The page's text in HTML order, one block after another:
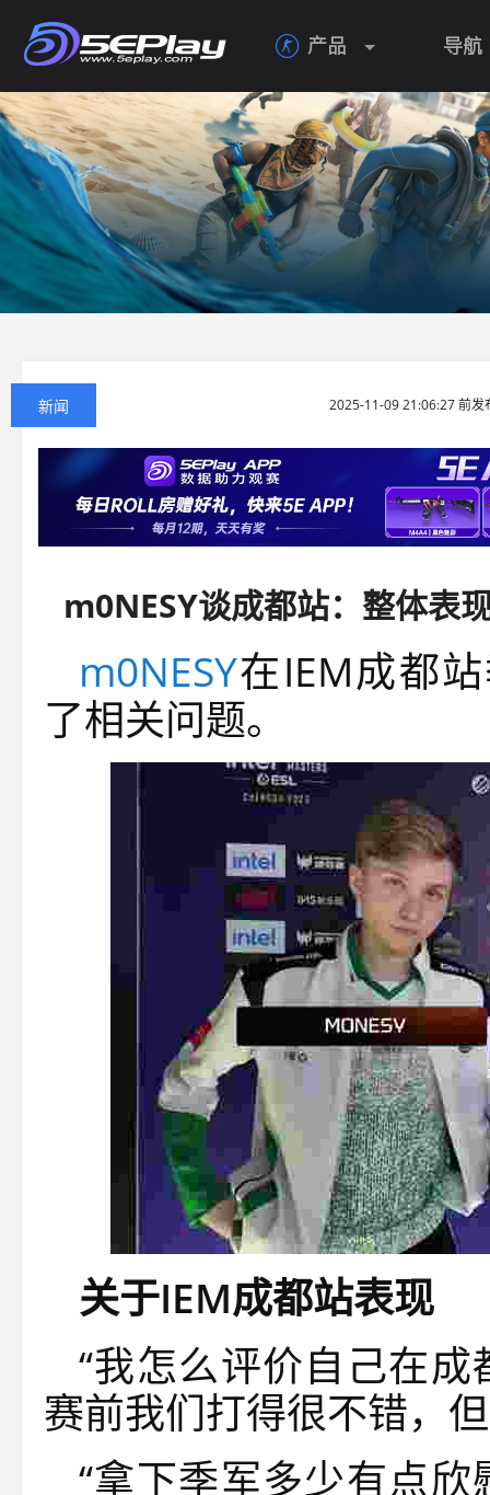
 产品 导航
新闻 2025-11-09 21:06:27 前
m0NESY谈成都站：整体表
m0NESY在IEM成都
了相关问题。
关于IEM成都站表现
“我怎么评价自己在
赛前我们打得很不错，
“拿下季军多少有点